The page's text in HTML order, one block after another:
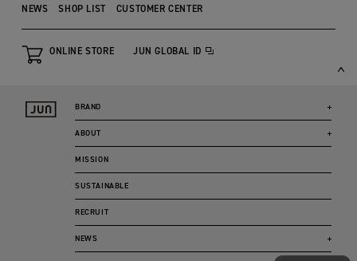
NEWS SHOP LIST CUSTOMER CENTER
JUN GLOBAL ID
ONLINE STORE
BRAND
ABOUT
MISSION
SUSTAINABLE
RECRUIT
NEWS